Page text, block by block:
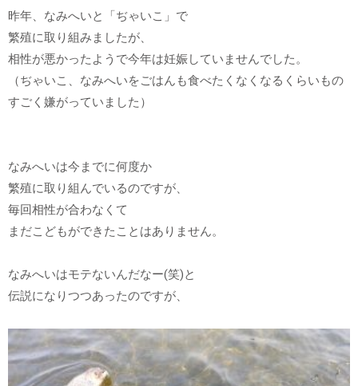
昨年、なみへいと「ぢゃいこ」で
繁殖に取り組みましたが、
相性が悪かったようで今年は妊娠していませんでした。
（ぢゃいこ、なみへいをごはんも食べたくなくなるくらいもの
すごく嫌がっていました）
なみへいは今までに何度か
繁殖に取り組んでいるのですが、
毎回相性が合わなくて
まだこどもができたことはありません。
なみへいはモテないんだなー(笑)と
伝説になりつつあったのですが、